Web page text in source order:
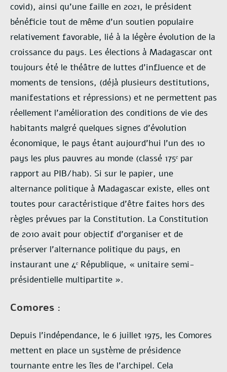
covid), ainsi qu’une faille en 2021, le président
bénéficie tout de même d’un soutien populaire
relativement favorable, lié à la légère évolution de la
croissance du pays. Les élections à Madagascar ont
toujours été le théâtre de luttes d’influence et de
moments de tensions, (déjà plusieurs destitutions,
manifestations et répressions) et ne permettent pas
réellement l’amélioration des conditions de vie des
habitants malgré quelques signes d’évolution
économique, le pays étant aujourd’hui l’un des 10
pays les plus pauvres au monde (classé 175ᵉ par
rapport au PIB/hab). Si sur le papier, une
alternance politique à Madagascar existe, elles ont
toutes pour caractéristique d’être faites hors des
règles prévues par la Constitution. La Constitution
de 2010 avait pour objectif d’organiser et de
préserver l’alternance politique du pays, en
instaurant une 4ᵉ République, « unitaire semi-
présidentielle multipartite ».
Comores :
Depuis l’indépendance, le 6 juillet 1975, les Comores
mettent en place un système de présidence
tournante entre les îles de l’archipel. Cela